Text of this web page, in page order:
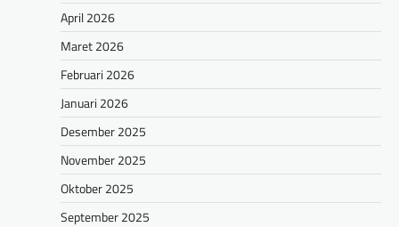
April 2026
Maret 2026
Februari 2026
Januari 2026
Desember 2025
November 2025
Oktober 2025
September 2025